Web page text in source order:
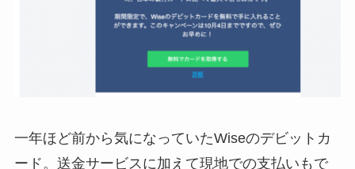
一年ほど前から気になっていたWiseのデビットカ
ード。送金サービスに加えて現地での支払いもで